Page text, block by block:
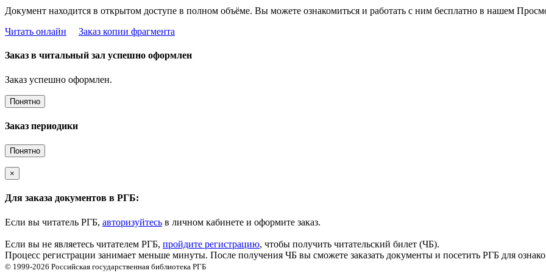
Документ находится в открытом доступе в полном объёме. Вы можете ознакомиться и работать с ним бесплатно в нашем
Читать онлайн
Заказ копии фрагмента
Заказ в читальный зал успешно оформлен
Заказ успешно оформлен.
Понятно
Заказ периодики
Понятно
×
Для заказа документов в РГБ:
Если вы читатель РГБ, авторизуйтесь в личном кабинете и оформите заказ.
Если вы не являетесь читателем РГБ, пройдите регистрацию, чтобы получить читательский билет (ЧБ).
Процесс регистрации занимает меньше минуты. После получения ЧБ вы сможете заказать документы и посетить РГБ для
© 1999-2026 Российская государственная библиотека РГБ